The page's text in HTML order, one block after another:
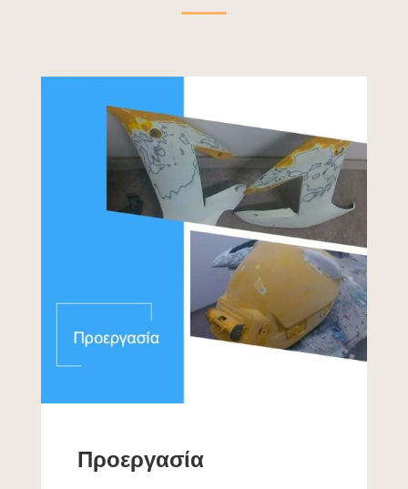
Προεργασία